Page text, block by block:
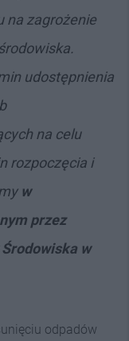
na zagrożenie
udostępnienia
na celu
rozpoczęcia i
w
przez
w
odpadów